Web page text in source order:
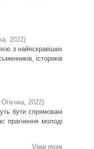
, 2022)
з найяскравіших
істориків
, 2022)
бути спрямовані
прагнення молоді
View more